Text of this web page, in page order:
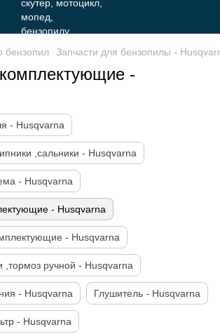
бензопил Запчасти для бензопилы -
-
- Husqvarna
,сальники - Husqvarna
- Husqvarna
- Husqvarna
- Husqvarna
,тормоз ручной - Husqvarna
- Husqvarna Глушитель - Husqvarna
- Husqvarna